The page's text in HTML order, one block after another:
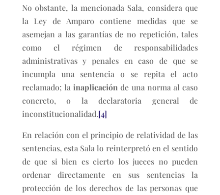
No obstante, la mencionada Sala, considera que
la Ley de Amparo contiene medidas que se
asemejan a las garantías de no repetición, tales
como el régimen de responsabilidades
administrativas y penales en caso de que se
incumpla una sentencia o se repita el acto
reclamado; lainaplicación de una norma al caso
concreto, o la declaratoria general de
inconstitucionalidad.[4]
En relación con el principio de relatividad de las
sentencias, esta Sala lo reinterpretó en el sentido
de que si bien es cierto los jueces no pueden
ordenar directamente en sus sentencias la
protección de los derechos de las personas que